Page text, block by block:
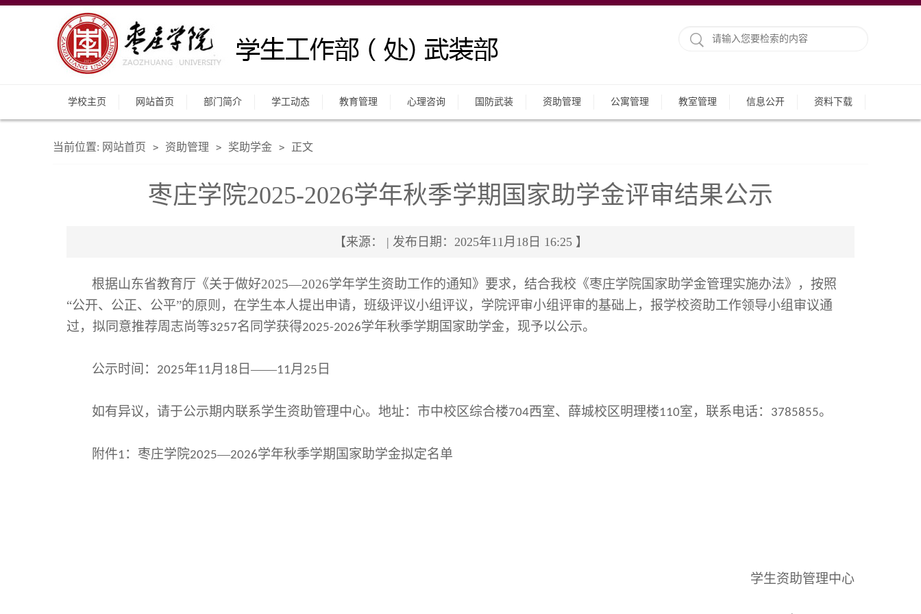
学校主页 网站首页 部门简介 学工动态 教育管理 心理咨询 国防武装 资助管理 公寓管理 教室管理 信息公开 资料下载
当前位置: 网站首页 > 资助管理 > 奖助学金 > 正文
枣庄学院2025-2026学年秋季学期国家助学金评审结果公示
【来源： | 发布日期：2025年11月18日 16:25 】
根据山东省教育厅《关于做好2025—2026学年学生资助工作的通知》要求， 结合我校 《枣庄学院国家助学金管理实施办法》，按照
“公开、公正、公平”的原则， 在学生本人提出申请， 班级评议小组评议， 学院评审小组评审的基础上，报学校资助工作领导小组审议通
过， 拟同意推荐周志尚等3257名同学获得2025-2026学年秋季学期 国家助学金， 现予以公示。
公示时间： 2025年11月 18 日——11月 25 日
如有异议，请于公示期内联系学生资助管理中心。地址：市中校区综合楼704西室、薛城校区明理楼110室，联系电话： 3785855。
附件1 ：枣庄学院2025—2026学年秋季学期国家助学金拟定名单
学生资助管理中心